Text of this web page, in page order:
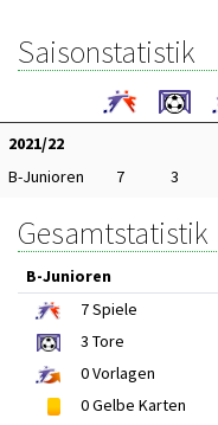
Saisonstatistik
2021/22
B-Junioren
7 3
Gesamtstatistik
B-Junioren
7Spiele
3 Tore
0Vorlagen
0Gelbe Karten